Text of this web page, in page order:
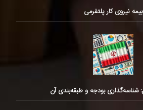
بیمه نیروی کار پلتفرمی